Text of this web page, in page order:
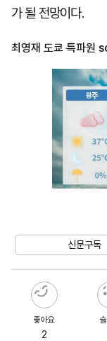
가 될 전망이다.
최영재 도쿄 특파원
신문구독
좋아요
2